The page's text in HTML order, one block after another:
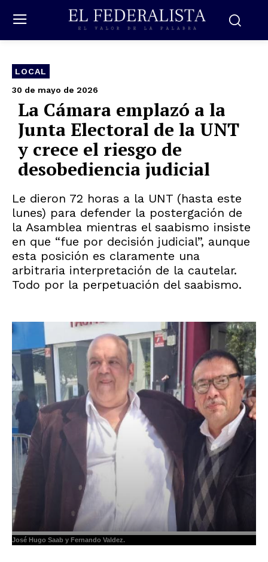
LOCAL
30 de mayo de 2026
La Cámara emplazó a la
Junta Electoral de la UNT
y crece el riesgo de
desobediencia judicial
Le dieron 72 horas a la UNT (hasta este
lunes) para defender la postergación de
la Asamblea mientras el saabismo insiste
en que “fue por decisión judicial”, aunque
esta posición es claramente una
arbitraria interpretación de la cautelar.
Todo por la perpetuación del saabismo.
José Hugo Saab y Fernando Valdez.